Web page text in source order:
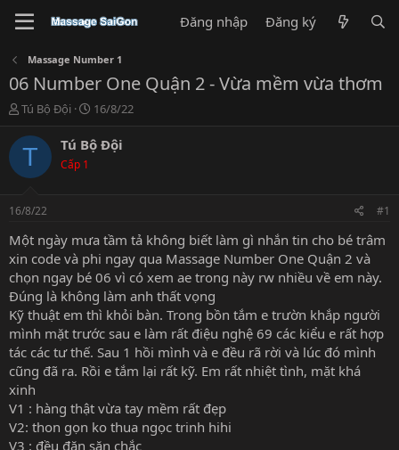
Đăng nhập Đăng ký
Massage Number 1
06 Number One Quận 2 - Vừa mềm vừa thơm
T
r
e
a
s
t
a
t
e
r
Tú Bộ Đội
N
à
y
16/8/22
T Tú Bộ Đội
Cấp 1
16/8/22 #1
Một ngày mưa tầm tả không biết làm gì nhắn tin cho bé trâm
xin code và phi ngay qua Massage Number One Quận 2 và
chọn ngay bé 06 vì có xem ae trong này rw nhiều về em này.
Đúng là không làm anh thất vọng
Kỹ thuật em thì khỏi bàn. Trong bồn tắm e trườn khắp người
mình mặt trước sau e làm rất điệu nghệ 69 các kiểu e rất hợp
tác các tư thế. Sau 1 hồi mình và e đều rã rời và lúc đó mình
cũng đã ra. Rồi e tắm lại rất kỹ. Em rất nhiệt tình, mặt khá
xinh
V1 : hàng thật vừa tay mềm rất đẹp
V2: thon gọn ko thua ngọc trinh hihi
V3 : đều đặn săn chắc